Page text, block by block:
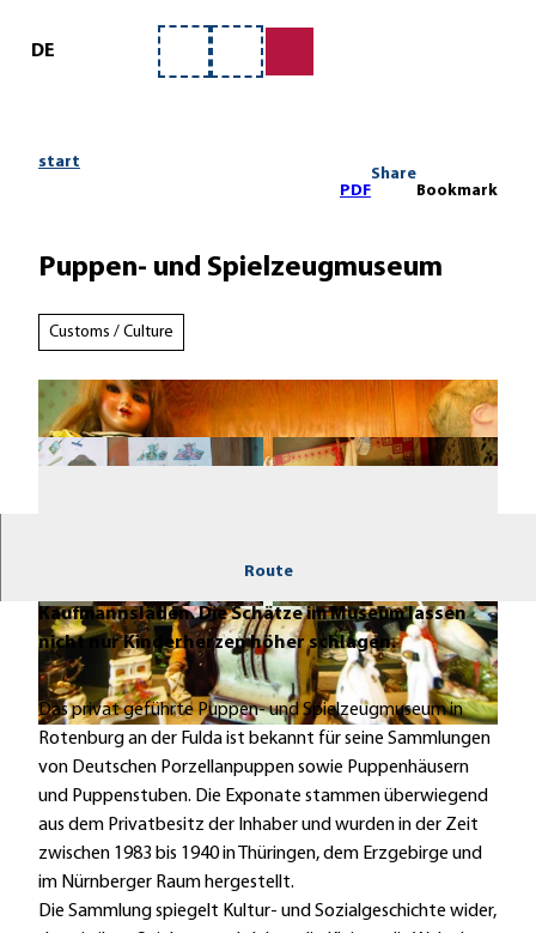
DE
Bookmark
Search
start
PDF
Share
Bookmark
Puppen- und Spielzeugmuseum
Customs / Culture
© Puppen- und Spielzeugmuseum | CC-BY-ND
© Puppen- und Spielzeugmuseum |
CC-BY-ND
© Puppen- und Spielzeugmuseum |
CC-BY-ND
Route
Kaufmannsläden. Die Schätze im Museum lassen
nicht nur Kinderherzen höher schlagen.
Das privat geführte Puppen- und Spielzeugmuseum in
Rotenburg an der Fulda ist bekannt für seine Sammlungen
von Deutschen Porzellanpuppen sowie Puppenhäusern
und Puppenstuben. Die Exponate stammen überwiegend
aus dem Privatbesitz der Inhaber und wurden in der Zeit
zwischen 1983 bis 1940 in Thüringen, dem Erzgebirge und
im Nürnberger Raum hergestellt.
Die Sammlung spiegelt Kultur- und Sozialgeschichte wider,